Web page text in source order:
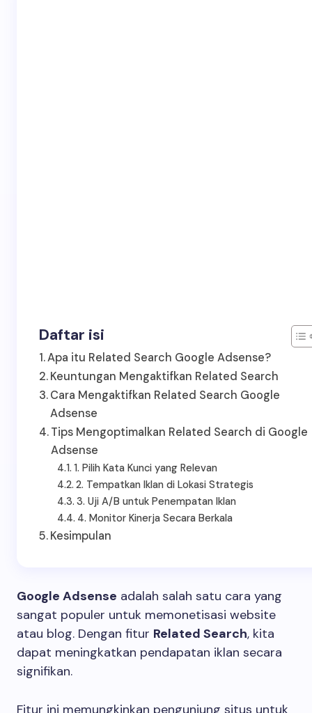
Daftar isi
Apa itu Related Search Google Adsense?
Keuntungan Mengaktifkan Related Search
Cara Mengaktifkan Related Search Google
Adsense
Tips Mengoptimalkan Related Search di Google
Adsense
1. Pilih Kata Kunci yang Relevan
2. Tempatkan Iklan di Lokasi Strategis
3. Uji A/B untuk Penempatan Iklan
4. Monitor Kinerja Secara Berkala
Kesimpulan
Google Adsense adalah salah satu cara yang
sangat populer untuk memonetisasi website
atau blog. Dengan fitur Related Search, kita
dapat meningkatkan pendapatan iklan secara
signifikan.
Fitur ini memungkinkan pengunjung situs untuk